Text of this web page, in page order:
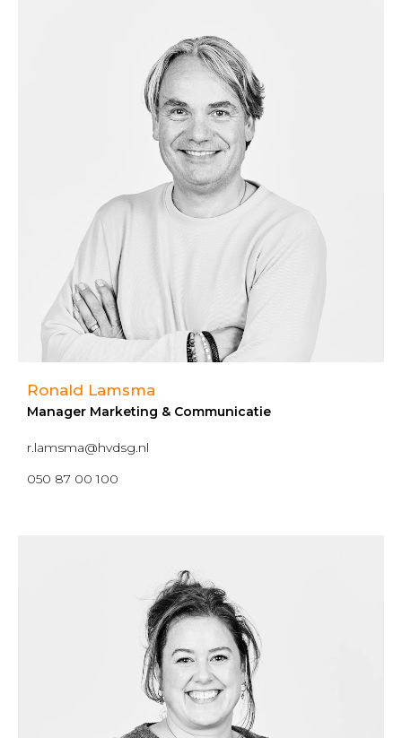
Ronald Lamsma
Manager Marketing & Communicatie
r.lamsma@hvdsg.nl
050 87 00 100